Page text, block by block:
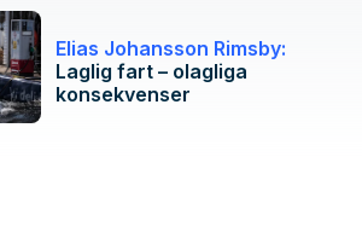
Elias Johansson Rimsby:
Laglig fart – olagliga
konsekvenser